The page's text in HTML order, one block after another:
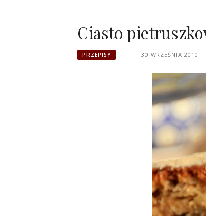
Ciasto
PRZEPISY 30 WRZEŚNIA 2010